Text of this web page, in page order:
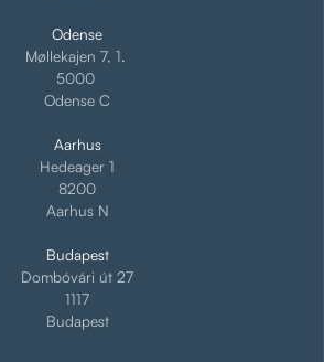
Odense
Møllekajen 7, 1.
5000
Odense C
Aarhus
Hedeager 1
8200
Aarhus N
Budapest
Dombóvári út 27
1117
Budapest